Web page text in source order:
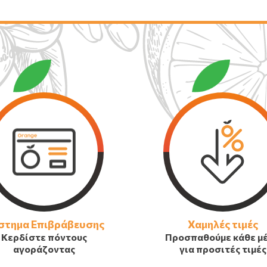
Επιβράβευσης
Κερδίστε πόντους
αγοράζοντας
Χαμηλές τιμές
Προσπαθούμε κάθε
για προσιτές τιμές